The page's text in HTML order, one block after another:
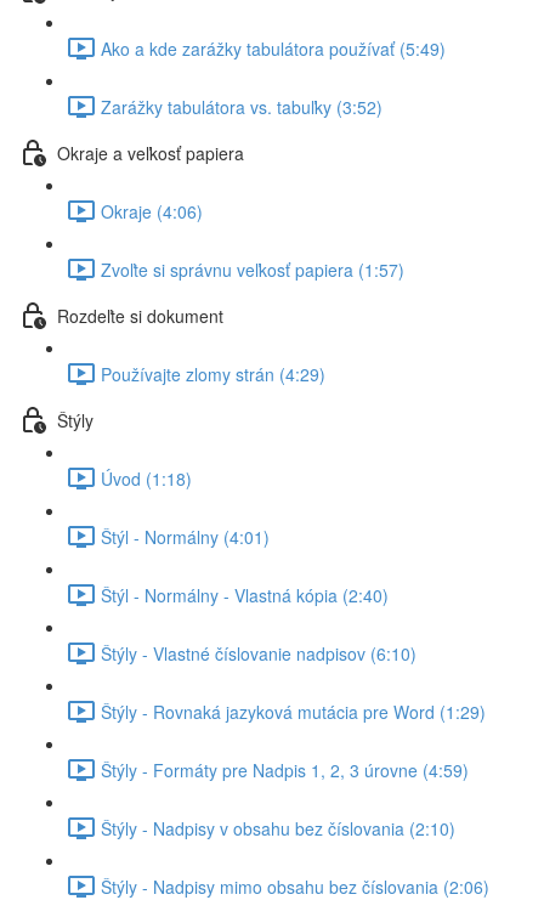
Ako a kde zarážky tabulátora používať (5:49)
Zarážky tabulátora vs. tabuľky (3:52)
Okraje a veľkosť papiera
Okraje (4:06)
Zvoľte si správnu veľkosť papiera (1:57)
Rozdeľte si dokument
Používajte zlomy strán (4:29)
Štýly
Úvod (1:18)
Štýl - Normálny (4:01)
Štýl - Normálny - Vlastná kópia (2:40)
Štýly - Vlastné číslovanie nadpisov (6:10)
Štýly - Rovnaká jazyková mutácia pre Word (1:29)
Štýly - Formáty pre Nadpis 1, 2, 3 úrovne (4:59)
Štýly - Nadpisy v obsahu bez číslovania (2:10)
Štýly - Nadpisy mimo obsahu bez číslovania (2:06)